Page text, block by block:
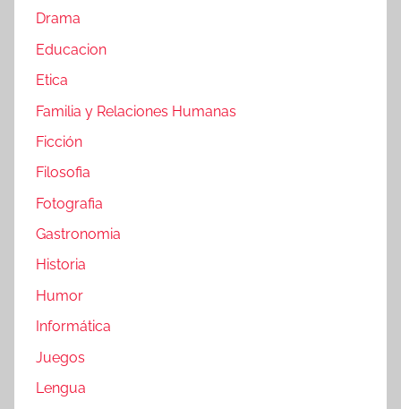
Drama
Educacion
Etica
Familia y Relaciones Humanas
Ficción
Filosofia
Fotografia
Gastronomia
Historia
Humor
Informática
Juegos
Lengua